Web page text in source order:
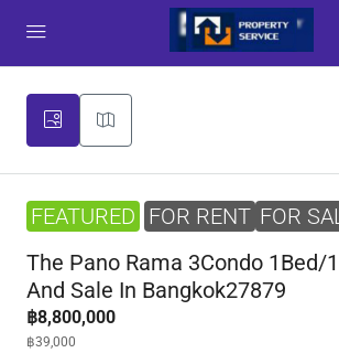
FEATURED FOR RENT FOR
The Pano Rama 3Condo 1Bed/
And Sale In Bangkok27879
฿8,800,000
฿39,000